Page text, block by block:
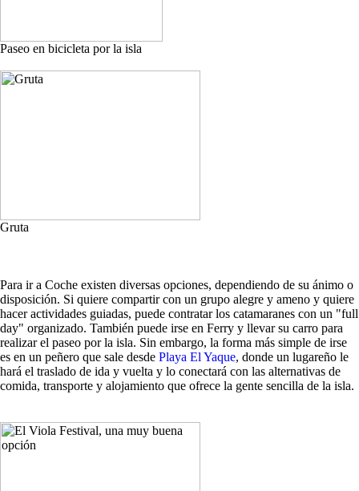
Paseo en bicicleta por la isla
Gruta
Para ir a Coche existen diversas opciones, dependiendo de su ánimo o
disposición. Si quiere compartir con un grupo alegre y ameno y quiere
hacer actividades guiadas, puede contratar los catamaranes con un "full
day" organizado. También puede irse en Ferry y llevar su carro para
realizar el paseo por la isla. Sin embargo, la forma más simple de irse
es en un peñero que sale desde Playa El Yaque, donde un lugareño le
hará el traslado de ida y vuelta y lo conectará con las alternativas de
comida, transporte y alojamiento que ofrece la gente sencilla de la isla.